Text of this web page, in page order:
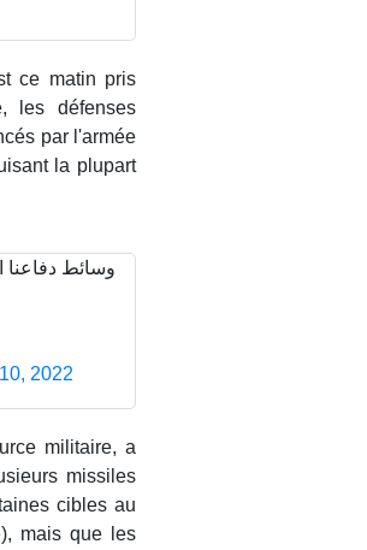
ce matin pris
les défenses
par l'armée
la plupart
وسائط
2022
militaire, a
missiles
cibles au
mais que les